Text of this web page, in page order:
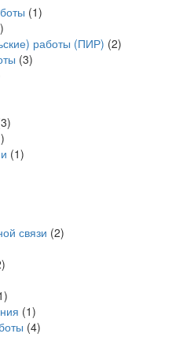
(1)
работы (ПИР) (2)
(3)
(1)
связи (2)
(1)
(4)